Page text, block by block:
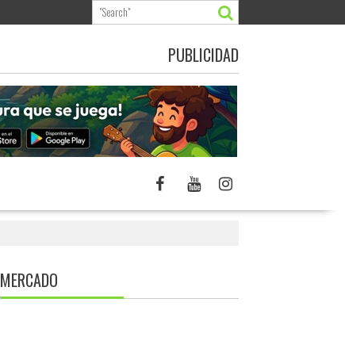
PUBLICIDAD
MERCADO